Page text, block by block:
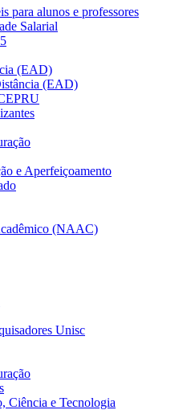
para alunos e professores
Salarial
(EAD)
(EAD)
e Aperfeiçoamento
(NAAC)
Unisc
Ciência e Tecnologia